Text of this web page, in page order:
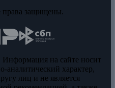
права защищены.
Информация на сайте носит
характер,
лиц и не является